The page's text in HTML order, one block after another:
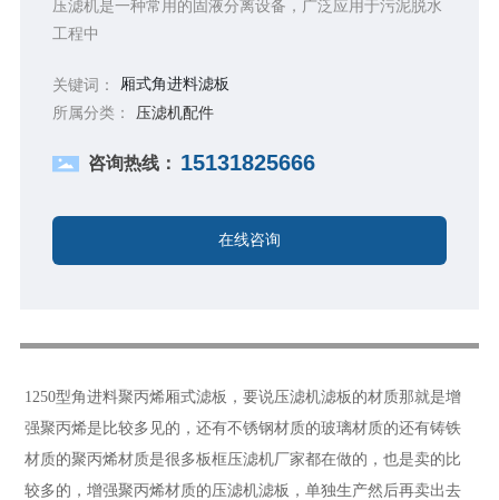
压滤机是一种常用的固液分离设备，广泛应用于污泥脱水
工程中
关键词：
厢式角进料滤板
所属分类：
压滤机配件
咨询热线： 15131825666
在线咨询
1250型角进料聚丙烯厢式滤板，要说压滤机滤板的材质那就是增
强聚丙烯是比较多见的，还有不锈钢材质的玻璃材质的还有铸铁
材质的聚丙烯材质是很多板框压滤机厂家都在做的，也是卖的比
较多的，增强聚丙烯材质的压滤机滤板，单独生产然后再卖出去